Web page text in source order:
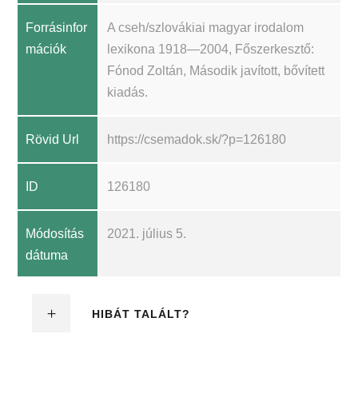
Forrásinfor
mációk
A cseh/szlovákiai magyar irodalom
lexikona 1918—2004, Főszerkesztő:
Fónod Zoltán, Második javított, bővített
kiadás.
Rövid Url https://csemadok.sk/?p=126180
ID 126180
Módosítás
dátuma
2021. július 5.
HIBÁT TALÁLT?